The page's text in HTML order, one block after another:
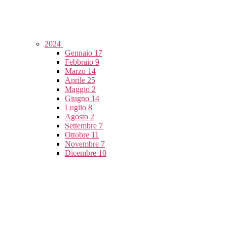
2024
Gennaio 17
Febbraio 9
Marzo 14
Aprile 25
Maggio 2
Giugno 14
Luglio 8
Agosto 2
Settembre 7
Ottobre 11
Novembre 7
Dicembre 10